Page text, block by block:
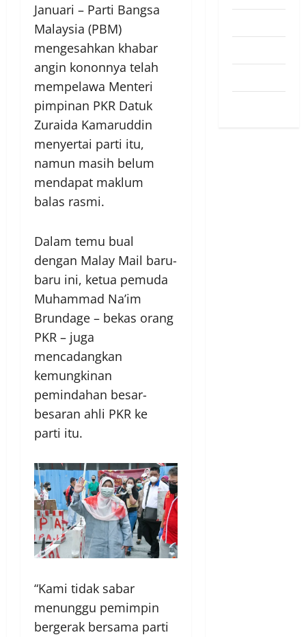
Januari – Parti Bangsa
Malaysia (PBM)
mengesahkan khabar
angin kononnya telah
mempelawa Menteri
pimpinan PKR Datuk
Zuraida Kamaruddin
menyertai parti itu,
namun masih belum
mendapat maklum
balas rasmi.
Dalam temu bual
dengan Malay Mail baru-
baru ini, ketua pemuda
Muhammad Na’im
Brundage – bekas orang
PKR – juga
mencadangkan
kemungkinan
pemindahan besar-
besaran ahli PKR ke
parti itu.
“Kami tidak sabar
menunggu pemimpin
bergerak bersama parti